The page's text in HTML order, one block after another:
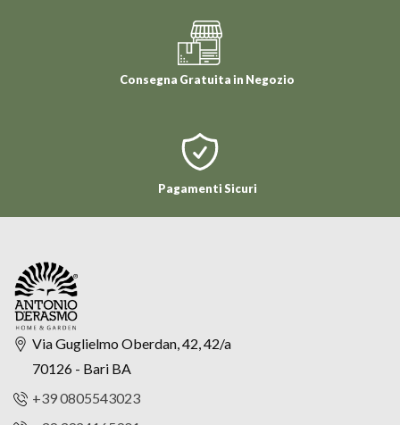
Consegna Gratuita in Negozio
Pagamenti Sicuri
Via Guglielmo Oberdan, 42, 42/a
70126 - Bari BA
+39 0805543023